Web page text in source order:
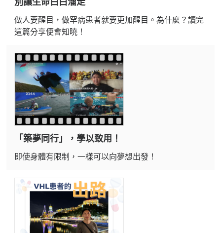
做人要醒目，做罕病患者就要更加醒目。為什麼？讀完
這篇分享便會知曉！
「築夢同行」，學以致用！
即使身體有限制，一樣可以向夢想出發！